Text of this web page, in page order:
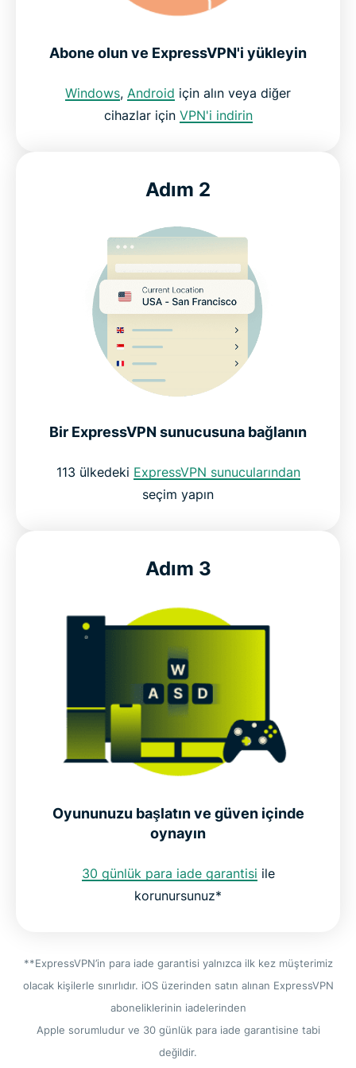
Oyunlar için ExpressVPN: Risksiz dene
Abone olun ve ExpressVPN'i yükleyin
Windows, Android için alın veya diğer
cihazlar için VPN'i indirin
Adım 2
Bir ExpressVPN sunucusuna bağlanın
113 ülkedeki ExpressVPN sunucularından
seçim yapın
Adım 3
Oyununuzu başlatın ve güven içinde
oynayın
30 günlük para iade garantisi ile
korunursunuz*
**ExpressVPN’in para iade garantisi yalnızca ilk kez müşterimiz
olacak kişilerle sınırlıdır. iOS üzerinden satın alınan ExpressVPN
aboneliklerinin iadelerinden
Apple sorumludur ve 30 günlük para iade garantisine tabi
değildir.